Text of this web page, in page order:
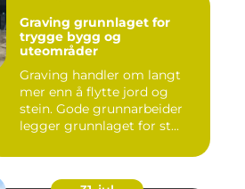
Graving grunnlaget for
trygge bygg og
uteområder
Graving handler om langt
mer enn å flytte jord og
stein. Gode grunnarbeider
legger grunnlaget for st...